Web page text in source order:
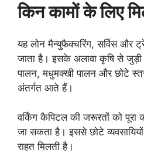
किन कामों के लिए
यह लोन मैन्युफैक्चरिंग, सर्विस और
जाता है। इसके अलावा कृषि से जुड़ी
पालन, मधुमक्खी पालन और छोटे
अंतर्गत आते हैं।
वर्किंग कैपिटल की जरूरतों को पूरा
जा सकता है। इससे छोटे
राहत मिलती है।